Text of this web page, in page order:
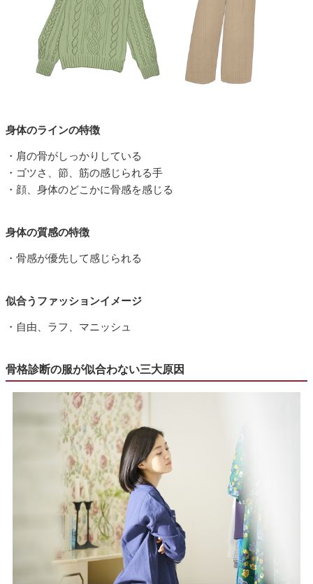
身体のラインの特徴
・肩の骨がしっかりしている
・ゴツさ、節、筋の感じられる手
・顔、身体のどこかに骨感を感じる
身体の質感の特徴
・骨感が優先して感じられる
似合うファッションイメージ
・自由、ラフ、マニッシュ
骨格診断の服が似合わない三大原因